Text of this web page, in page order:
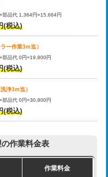
33,000円
8,800円～
11,000円+材料費
16,500円+材料費
部品代 1,364円=15,664円
(税込)
ー作業3ｍ迄）
部品代 0円=19,800円
(税込)
浄3ｍ迄）
部品代 0円=30,800円
(税込)
作業料金表
作業料金